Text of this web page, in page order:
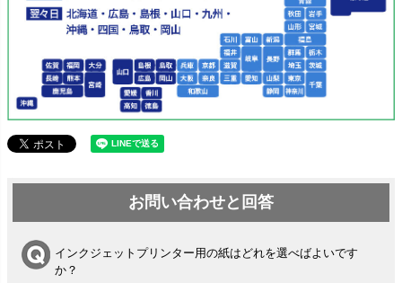
お問い合わせと回答
インクジェットプリンター用の紙はどれを選べばよいです
か？